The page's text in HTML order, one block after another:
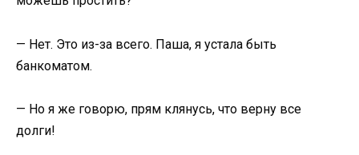
— Нет. Это из-за всего. Паша, я устала быть
банкоматом.
— Но я же говорю, прям клянусь, что верну все
долги!